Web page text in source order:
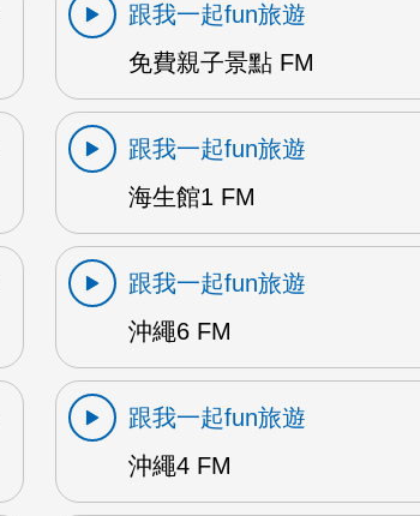
跟我一起fun旅遊
免費親子景點 FM
跟我一起fun旅遊
海生館1 FM
跟我一起fun旅遊
沖繩6 FM
跟我一起fun旅遊
沖繩4 FM